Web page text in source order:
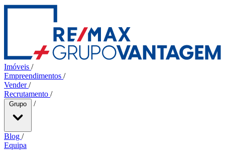
Imóveis /
Empreendimentos /
Vender/
Recrutamento /
Grupo /
Blog /
Equipa